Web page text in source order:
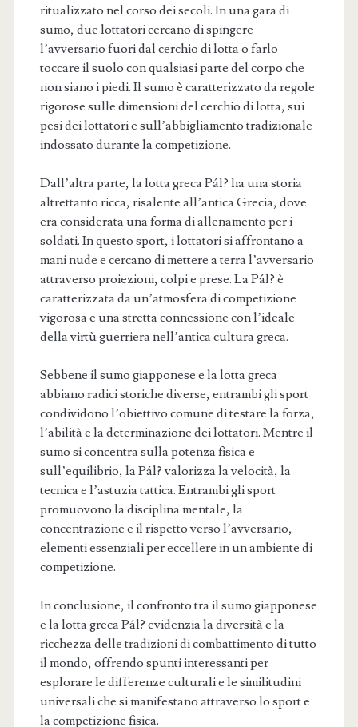
ritualizzato nel corso dei secoli. In una gara di
sumo, due lottatori cercano di spingere
l’avversario fuori dal cerchio di lotta o farlo
toccare il suolo con qualsiasi parte del corpo che
non siano i piedi. Il sumo è caratterizzato da regole
rigorose sulle dimensioni del cerchio di lotta, sui
pesi dei lottatori e sull’abbigliamento tradizionale
indossato durante la competizione.
Dall’altra parte, la lotta greca Pál? ha una storia
altrettanto ricca, risalente all’antica Grecia, dove
era considerata una forma di allenamento per i
soldati. In questo sport, i lottatori si affrontano a
mani nude e cercano di mettere a terra l’avversario
attraverso proiezioni, colpi e prese. La Pál? è
caratterizzata da un’atmosfera di competizione
vigorosa e una stretta connessione con l’ideale
della virtù guerriera nell’antica cultura greca.
Sebbene il sumo giapponese e la lotta greca
abbiano radici storiche diverse, entrambi gli sport
condividono l’obiettivo comune di testare la forza,
l’abilità e la determinazione dei lottatori. Mentre il
sumo si concentra sulla potenza fisica e
sull’equilibrio, la Pál? valorizza la velocità, la
tecnica e l’astuzia tattica. Entrambi gli sport
promuovono la disciplina mentale, la
concentrazione e il rispetto verso l’avversario,
elementi essenziali per eccellere in un ambiente di
competizione.
In conclusione, il confronto tra il sumo giapponese
e la lotta greca Pál? evidenzia la diversità e la
ricchezza delle tradizioni di combattimento di tutto
il mondo, offrendo spunti interessanti per
esplorare le differenze culturali e le similitudini
universali che si manifestano attraverso lo sport e
la competizione fisica.